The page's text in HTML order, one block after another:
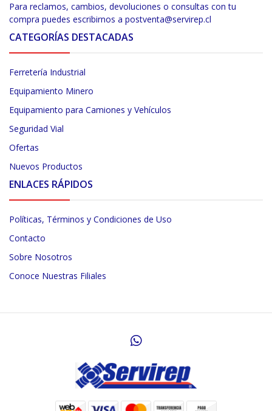
Para reclamos, cambios, devoluciones o consultas con tu
compra puedes escribirnos a postventa@servirep.cl
CATEGORÍAS DESTACADAS
Ferretería Industrial
Equipamiento Minero
Equipamiento para Camiones y Vehículos
Seguridad Vial
Ofertas
Nuevos Productos
ENLACES RÁPIDOS
Políticas, Términos y Condiciones de Uso
Contacto
Sobre Nosotros
Conoce Nuestras Filiales